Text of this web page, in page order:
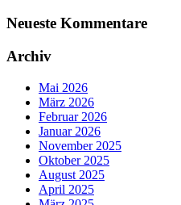
Neueste Kommentare
Archiv
Mai 2026
März 2026
Februar 2026
Januar 2026
November 2025
Oktober 2025
August 2025
April 2025